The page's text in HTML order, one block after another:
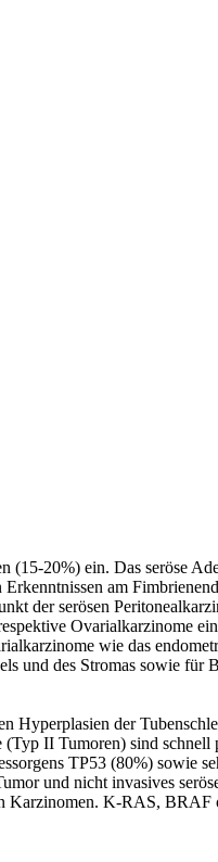
20%) ein. Das seröse
am
der serösen
Ovarialkarzinome
wie das
und des Stromas sowie für
Hyperplasien der
II Tumoren) sind
TP53 (80%) sowie
und nicht invasives
Karzinomen. K-RAS,